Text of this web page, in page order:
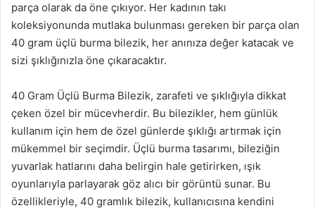
parça olarak da öne çıkıyor. Her kadının takı
koleksiyonunda mutlaka bulunması gereken bir parça olan
40 gram üçlü burma bilezik, her anınıza değer katacak ve
sizi şıklığınızla öne çıkaracaktır.
40 Gram Üçlü Burma Bilezik, zarafeti ve şıklığıyla dikkat
çeken özel bir mücevherdir. Bu bilezikler, hem günlük
kullanım için hem de özel günlerde şıklığı artırmak için
mükemmel bir seçimdir. Üçlü burma tasarımı, bileziğin
yuvarlak hatlarını daha belirgin hale getirirken, ışık
oyunlarıyla parlayarak göz alıcı bir görüntü sunar. Bu
özellikleriyle, 40 gramlık bilezik, kullanıcısına kendini